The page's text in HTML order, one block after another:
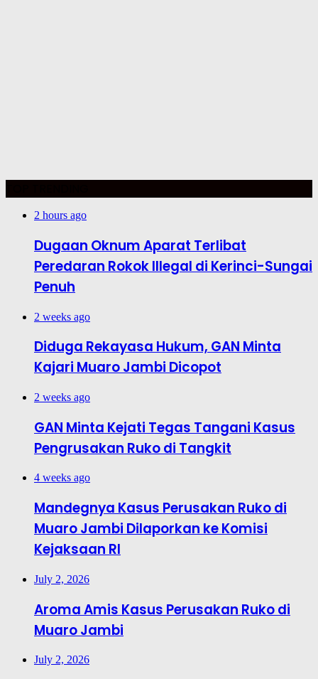
2 hours ago
Dugaan Oknum Aparat Terlibat
Peredaran Rokok Illegal di Kerinci-Sungai
Penuh
2 weeks ago
Diduga Rekayasa Hukum, GAN Minta
Kajari Muaro Jambi Dicopot
2 weeks ago
GAN Minta Kejati Tegas Tangani Kasus
Pengrusakan Ruko di Tangkit
4 weeks ago
Mandegnya Kasus Perusakan Ruko di
Muaro Jambi Dilaporkan ke Komisi
Kejaksaan RI
July 2, 2026
Aroma Amis Kasus Perusakan Ruko di
Muaro Jambi
July 2, 2026